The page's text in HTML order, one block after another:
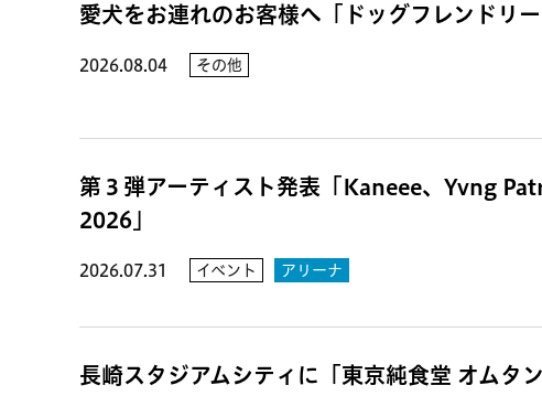
愛犬をお連れのお客様へ「ドッグフレンドリ
2026.08.04 その他
第３弾アーティスト発表「Kaneee、Yvng
2026」
2026.07.31 イベント アリーナ
長崎スタジアムシティに「東京純食堂 オムタ